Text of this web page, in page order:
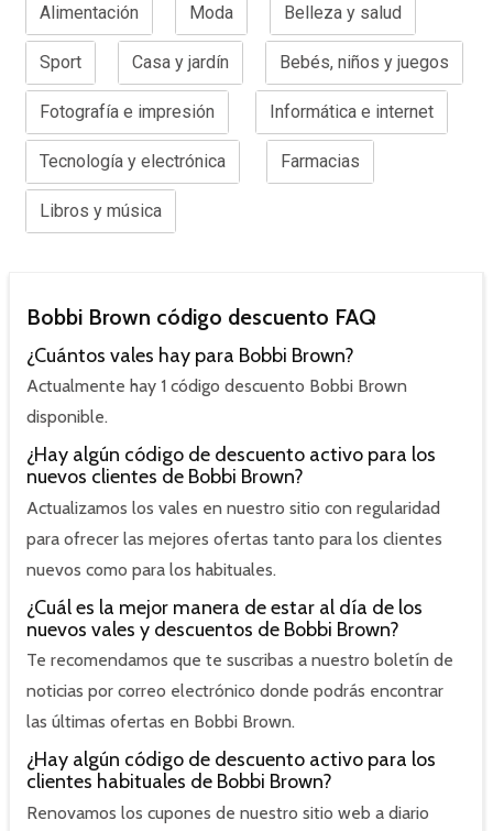
Alimentación Moda Belleza y salud
Sport Casa y jardín Bebés, niños y juegos
Fotografía e impresión Informática e internet
Tecnología y electrónica Farmacias
Libros y música
Bobbi Brown código descuento FAQ
¿Cuántos vales hay para Bobbi Brown?
Actualmente hay 1 código descuento Bobbi Brown
disponible.
¿Hay algún código de descuento activo para los
nuevos clientes de Bobbi Brown?
Actualizamos los vales en nuestro sitio con regularidad
para ofrecer las mejores ofertas tanto para los clientes
nuevos como para los habituales.
¿Cuál es la mejor manera de estar al día de los
nuevos vales y descuentos de Bobbi Brown?
Te recomendamos que te suscribas a nuestro boletín de
noticias por correo electrónico donde podrás encontrar
las últimas ofertas en Bobbi Brown.
¿Hay algún código de descuento activo para los
clientes habituales de Bobbi Brown?
Renovamos los cupones de nuestro sitio web a diario